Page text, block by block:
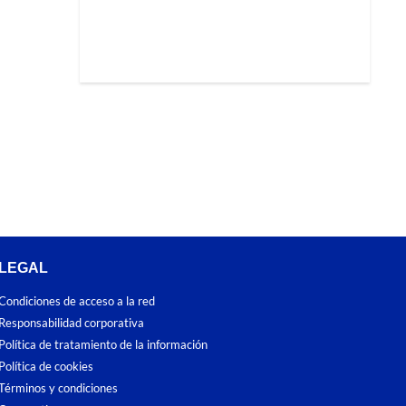
LEGAL
de acceso a la red
Responsabilidad corporativa
Política de tratamiento de la información
Política de cookies
y condiciones